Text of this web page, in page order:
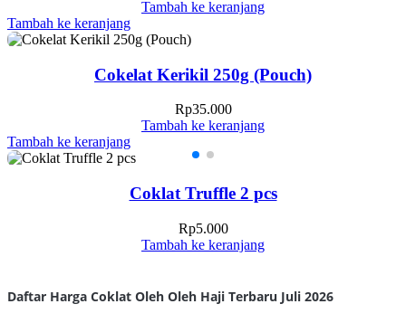
Tambah ke keranjang
Tambah ke keranjang
Cokelat Kerikil 250g (Pouch)
Rp35.000
Tambah ke keranjang
Tambah ke keranjang
Coklat Truffle 2 pcs
Rp5.000
Tambah ke keranjang
Daftar Harga Coklat Oleh Oleh Haji Terbaru Juli 2026